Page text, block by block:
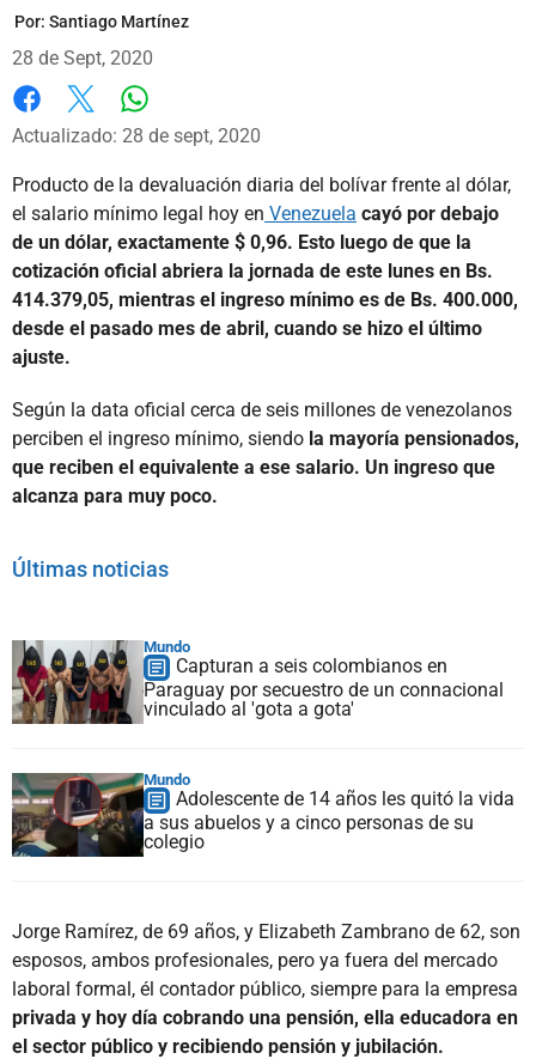
Por: Santiago Martínez
28 de Sept, 2020
Facebook
X
Actualizado: 28 de sept, 2020
Producto de la devaluación diaria del bolívar frente al dólar,
el salario mínimo legal hoy en Venezuela cayó por debajo
de un dólar, exactamente $ 0,96. Esto luego de que la
cotización oficial abriera la jornada de este lunes en Bs.
414.379,05, mientras el ingreso mínimo es de Bs. 400.000,
desde el pasado mes de abril, cuando se hizo el último
ajuste.
Según la data oficial cerca de seis millones de venezolanos
perciben el ingreso mínimo, siendo la mayoría pensionados,
que reciben el equivalente a ese salario. Un ingreso que
alcanza para muy poco.
Últimas noticias
Mundo
Capturan a seis colombianos en
Paraguay por secuestro de un connacional
vinculado al 'gota a gota'
Mundo
Adolescente de 14 años les quitó la vida
a sus abuelos y a cinco personas de su
colegio
Jorge Ramírez, de 69 años, y Elizabeth Zambrano de 62, son
esposos, ambos profesionales, pero ya fuera del mercado
laboral formal, él contador público, siempre para la empresa
privada y hoy día cobrando una pensión, ella educadora en
el sector público y recibiendo pensión y jubilación.